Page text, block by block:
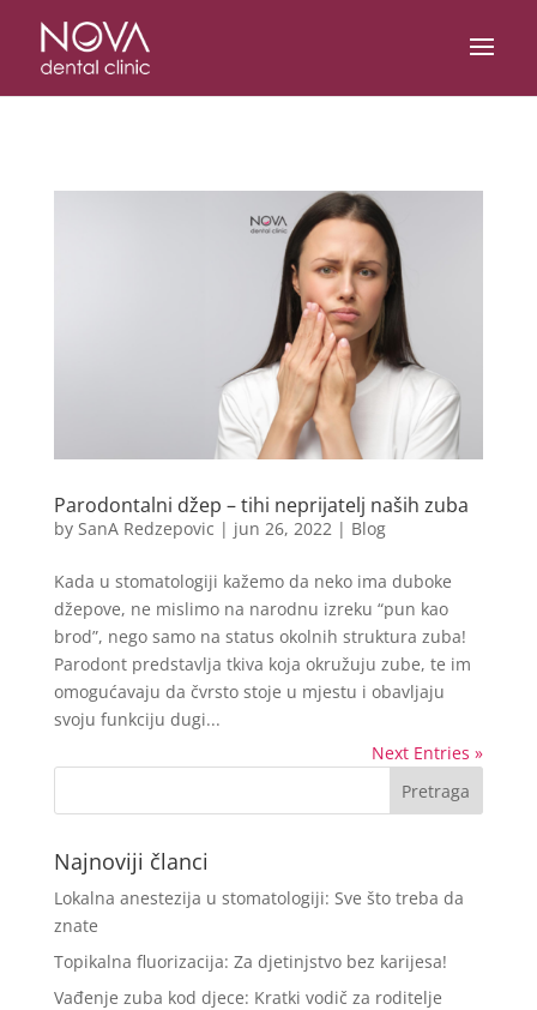
Parodontalni džep – tihi neprijatelj naših zuba
by SanA Redzepovic | jun 26, 2022| Blog
Kada u stomatologiji kažemo da neko ima duboke
džepove, ne mislimo na narodnu izreku “pun kao
brod”, nego samo na status okolnih struktura zuba!
Parodont predstavlja tkiva koja okružuju zube, te im
omogućavaju da čvrsto stoje u mjestu i obavljaju
svoju funkciju dugi...
Next Entries »
Najnoviji članci
Lokalna anestezija u stomatologiji: Sve što treba da
znate
Topikalna fluorizacija: Za djetinjstvo bez karijesa!
Vađenje zuba kod djece: Kratki vodič za roditelje